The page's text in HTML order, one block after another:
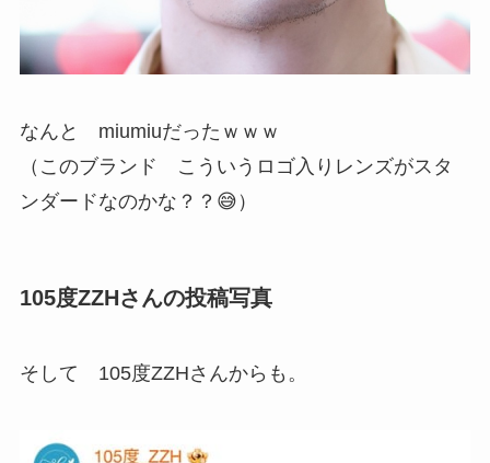
なんと miumiuだったｗｗｗ
（このブランド こういうロゴ入りレンズがスタ
ンダードなのかな？？😅）
105度ZZHさんの投稿写真
そして 105度ZZHさんからも。